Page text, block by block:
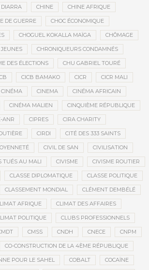
DIARRA CHINE CHINE AFRIQUE
DE GUERRE CHOC ÉCONOMIQUE
CHOGUEL KOKALLA MAÏGA CHÔMAGE
CHRONIQUEURS CONDAMNÉS
DES ÉLECTIONS CHU GABRIEL TOURÉ
CICB BAMAKO CICR CICR MALI
CINÉMA CINEMA CINÉMA AFRICAIN
CINÉMA MALIEN CINQUIÈME RÉPUBLIQUE
ANR CIPRES CIRA CHARITY
CIRDI CITÉ DES 333 SAINTS
CIVIL DE SAN CIVILISATION
TUÉS AU MALI CIVISME CIVISME ROUTIER
CLASSE DIPLOMATIQUE CLASSE POLITIQUE
CLASSEMENT MONDIAL CLÉMENT DEMBÉLÉ
AFRIQUE CLIMAT DES AFFAIRES
POLITIQUE CLUBS PROFESSIONNELS
CMSS CNDH CNECE CNPM
CO-CONSTRUCTION DE LA 4ÈME RÉPUBLIQUE
POUR LE SAHEL COBALT COCAÏNE